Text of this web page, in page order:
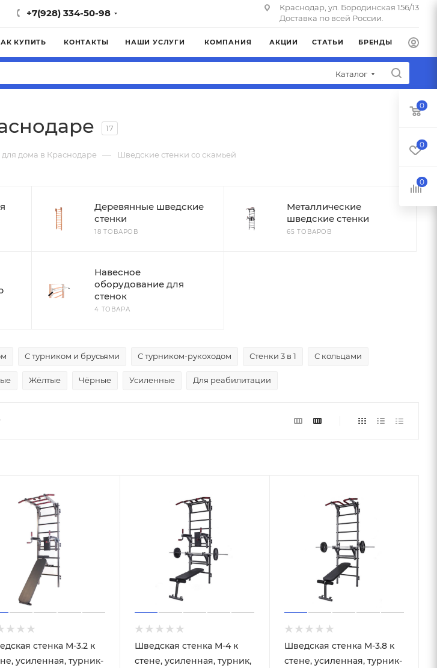
+7(928) 334-50-98
Краснодар, ул. Бородинская 156/13
Доставка по всей России.
КУПИТЬ КОНТАКТЫ НАШИ УСЛУГИ КОМПАНИЯ АКЦИИ СТАТЬИ БРЕНДЫ
Каталог
17
дома в Краснодаре — Шведские стенки со скамьей
Деревянные шведские
стенки
18 ТОВАРОВ
Металлические
шведские стенки
65 ТОВАРОВ
Навесное
оборудование для
стенок
4 ТОВАРА
С турником и брусьями С турником-рукоходом Стенки 3 в 1 С кольцами
Жёлтые Чёрные Усиленные Для реабилитации
стенка М-3.2 к
усиленная, турник-
Шведская стенка М-4 к
стене, усиленная, турник,
Шведская стенка М-3.8 к
стене, усиленная, турник-
0
0
0